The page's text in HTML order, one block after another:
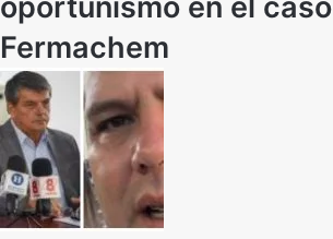
Fermachem